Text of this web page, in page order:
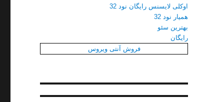
اوکلی لایسنس رایگان نود 32
همیار نود 32
بهترین سئو
رایگان
فروش آنتی ویروس